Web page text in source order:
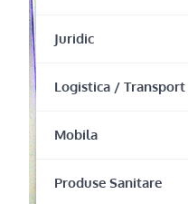
Juridic
Logistica / Transport
Mobila
Produse Sanitare